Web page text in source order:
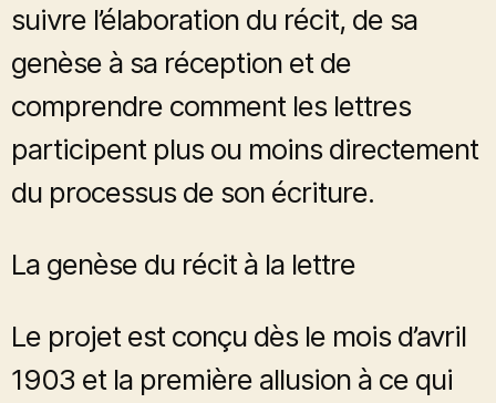
suivre l’élaboration du récit, de sa
genèse à sa réception et de
comprendre comment les lettres
participent plus ou moins directement
du processus de son écriture.
La genèse du récit à la lettre
Le projet est conçu dès le mois d’avril
1903 et la première allusion à ce qui